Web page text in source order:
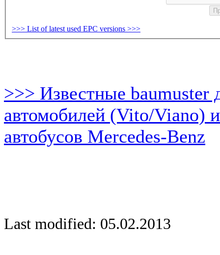
>>> List of latest used EPC versions >>>
>>> Известные baumuster
автомобилей (Vito/Viano)
автобусов Mercedes-Benz
Last modified: 05.02.2013